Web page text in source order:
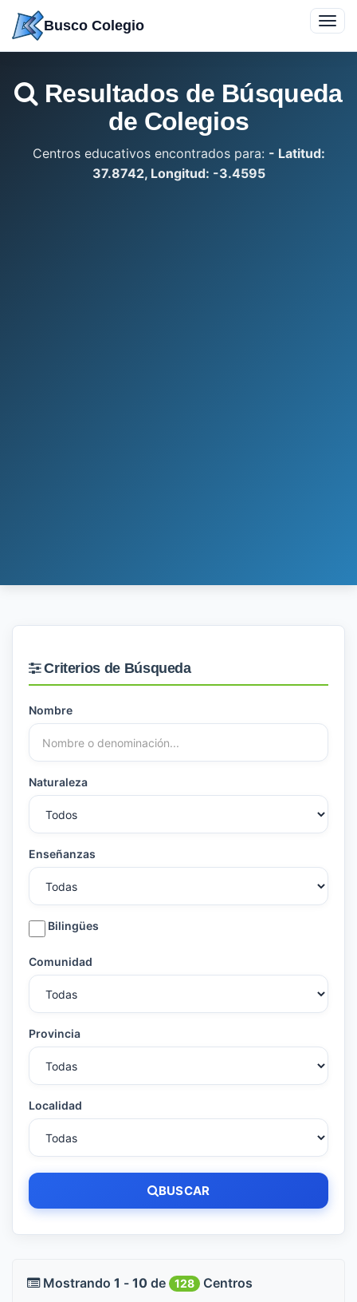
contenido
Busco Colegio
Resultados de Búsqueda
de Colegios
Centros educativos encontrados para: - Latitud:
37.8742, Longitud: -3.4595
Criterios de Búsqueda
Nombre
Naturaleza
Enseñanzas
Bilingües
Comunidad
Provincia
Localidad
BUSCAR
Mostrando 1 - 10 de 128
Centros